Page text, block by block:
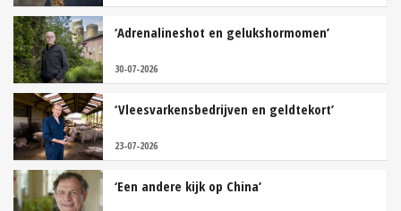
‘Adrenalineshot en gelukshormomen’
30-07-2026
‘Vleesvarkensbedrijven en geldtekort’
23-07-2026
‘Een andere kijk op China’